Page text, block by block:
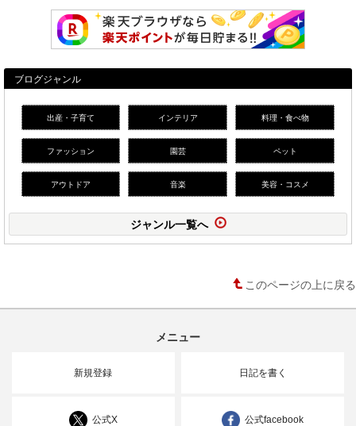
ブログジャンル
出産・子育て インテリア 料理・食べ物
ファッション 園芸 ペット
アウトドア 音楽 美容・コスメ
ジャンル一覧へ
このページの上に戻る
メニュー
新規登録 日記を書く
公式X 公式facebook